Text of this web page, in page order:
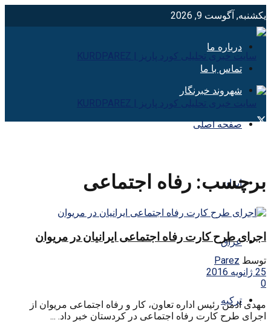
یکشنبه, آگوست 9, 2026
درباره ما
تماس با ما
شهروند خبرنگار
صفحه اصلی
ایران
عراق
ترکیه
برچسب: رفاه اجتماعی
اجرای طرح کارت رفاه اجتماعی ایرانیان در مریوان
توسط Parez
25 ژانویه 2016
0
مهدی ادمن رئیس اداره تعاون، کار و رفاه اجتماعی مریوان از
اجرای طرح کارت رفاه اجتماعی در کردستان خبر داد. ...